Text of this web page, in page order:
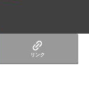
リンク